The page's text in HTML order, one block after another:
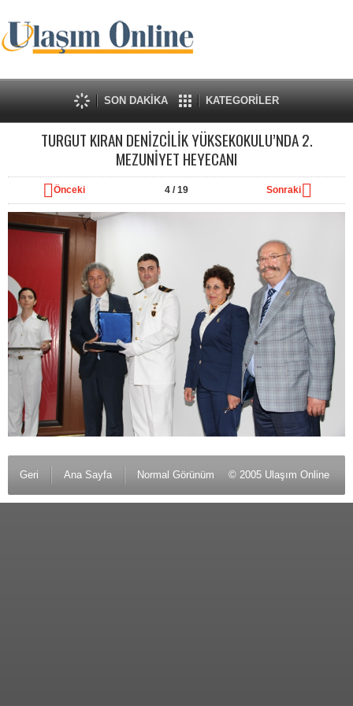
SON DAKİKA KATEGORİLER
TURGUT KIRAN DENİZCİLİK YÜKSEKOKULU’NDA 2.
MEZUNİYET HEYECANI
Önceki 4/ 19 Sonraki
Geri Ana Sayfa Normal Görünüm © 2005 Ulaşım Online